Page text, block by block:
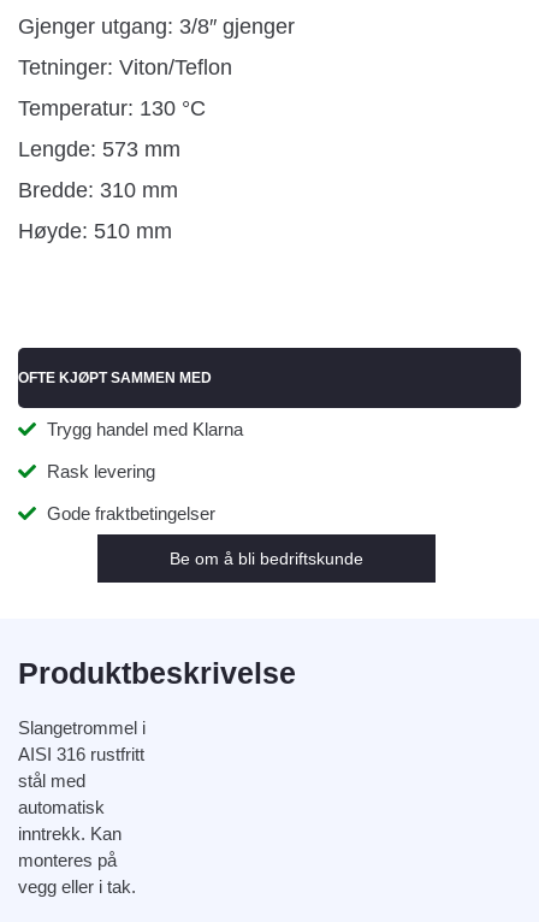
Gjenger utgang: 3/8″ gjenger
Tetninger: Viton/Teflon
Temperatur: 130 °C
Lengde: 573 mm
Bredde: 310 mm
Høyde: 510 mm
OFTE KJØPT SAMMEN MED
Trygg handel med Klarna
Rask levering
Gode fraktbetingelser
Be om å bli bedriftskunde
Produktbeskrivelse
Slangetrommel i
AISI 316 rustfritt
stål med
automatisk
inntrekk. Kan
monteres på
vegg eller i tak.